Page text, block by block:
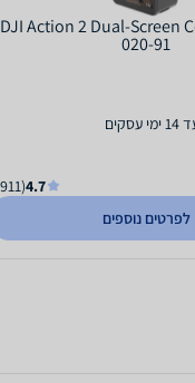
DJI Action 2 Dual-Screen
020-91
עסקים
4.7
(3911)
לפרטים נוספים